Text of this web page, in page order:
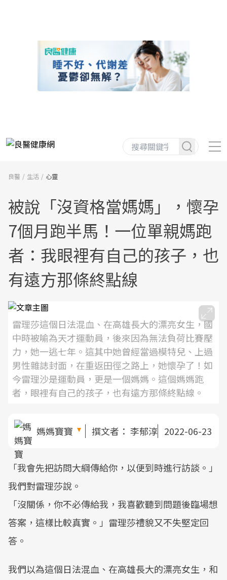
良醫 生活 心靈
被說「沒資格當媽媽」，懷孕
7個月跑半馬！一位單親媽跑
者：我眼裡有自己的孩子，也
有遠方那條終點線
雷理莎這個日法混血、在高雄長大的漂亮女生，國
中時被喻為天才運動員，後來因為無法負荷比賽壓
力，她一逃七年。這其中她曾經當過模特兒、上過
男性雜誌封面，在重返田徑之路上，她懷孕了！如
今雷理沙是運動員，更是一個媽媽。這個媽媽跑
者，眼裡有自己的孩子，也有遠方那條終點線。
媽媽寶寶 撰文者： 李郁淳 2022-06-23
「我會先把訪問大綱傳給你，以便到時進行訪談。」
我們對雷理莎說。
「沒關係，你不必傳給我，我喜歡聽到問題後臨場想
答案，這樣比較真實。」雷理莎禮貌又不失堅定回
答。
我們以為這個日法混血、在高雄長大的漂亮女生，和